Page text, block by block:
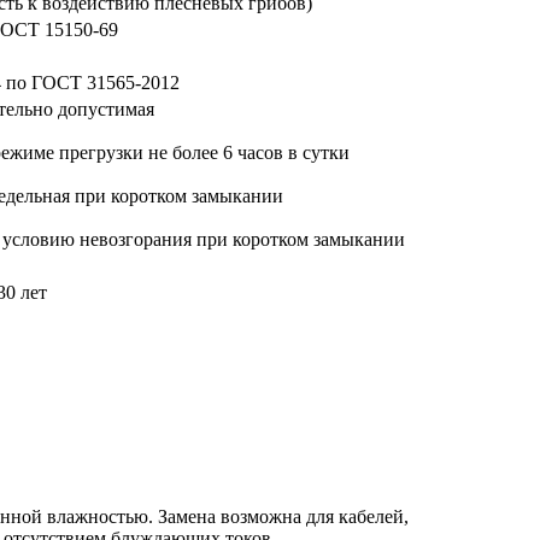
15150-69
по ГОСТ 31565-2012
допустимая
прегрузки не более 6 часов в сутки
при коротком замыкании
невозгорания при коротком замыкании
лет
влажностью. Замена возможна для кабелей,